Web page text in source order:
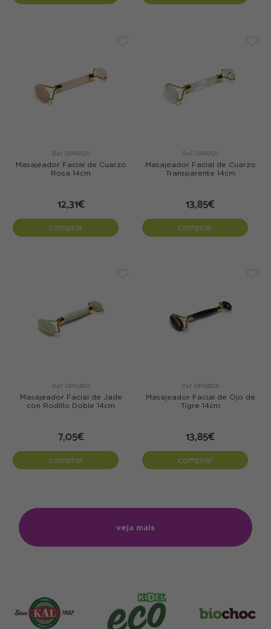
Ref: DPH9520
Masajeador Facial de Cuarzo
Rosa 14cm
12,31€
comprar
Ref: DPH9521
Masajeador Facial de Cuarzo
Transparente 14cm
13,85€
comprar
Ref: DPH14155
Masajeador Facial de Jade
con Rodillo Doble 14cm
7,05€
comprar
Ref: DPH9526
Masajeador Facial de Ojo de
Tigre 14cm
13,85€
comprar
veja mais